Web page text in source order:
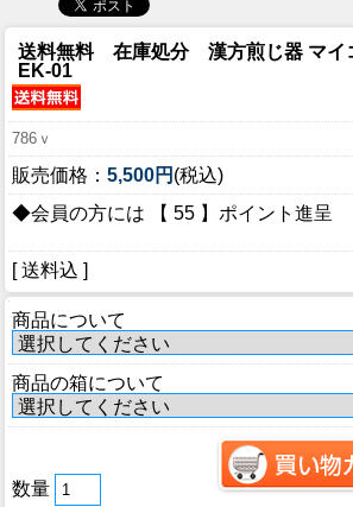
送料無料 在庫処分 漢方煎じ器 マイ
EK-01
786ｖ
販売価格： 5,500円 (税込)
◆会員の方には 【 55 】ポイント進呈
[ 送料込 ]
商品について
商品の箱について
数量